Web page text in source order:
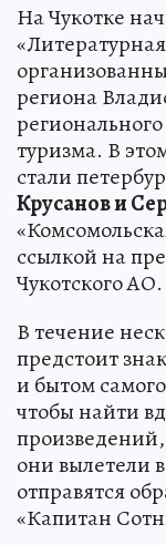
На Чукотке
региона
туризма. В
стали
Крусанов и
ссылкой на
Чукотского АО.
В течение
предстоит
и бытом
чтобы найти
они вылетели
отправятся
«Капитан